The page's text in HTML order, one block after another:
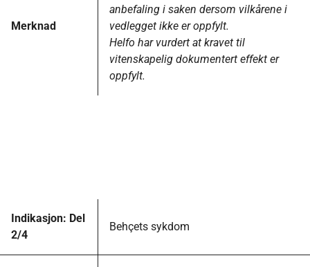
Merknad
anbefaling i saken dersom vilkårene i
vedlegget ikke er oppfylt.
Helfo har vurdert at kravet til
vitenskapelig dokumentert effekt er
oppfylt.
Indikasjon: Del
2/4
Behçets sykdom